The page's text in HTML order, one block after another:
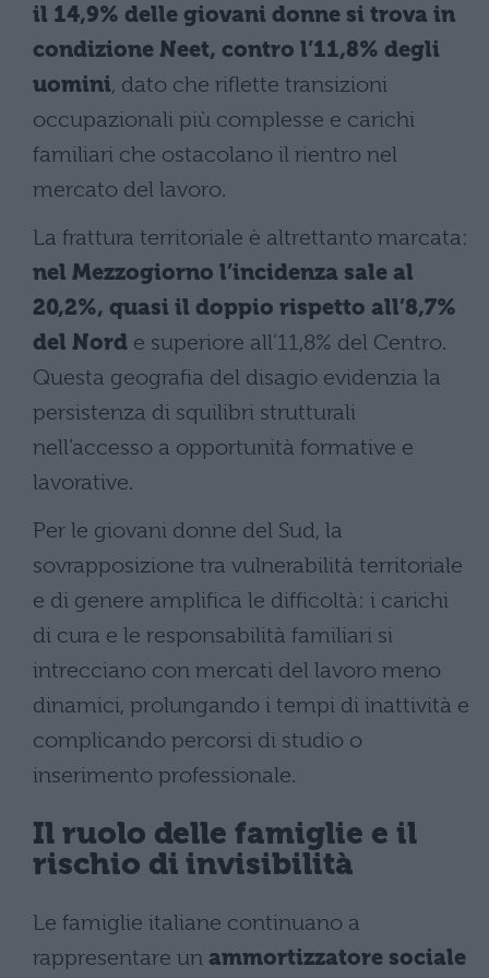
il 14,9% delle giovani donne si trova in
condizione Neet, contro l’11,8% degli
uomini, dato che riflette transizioni
occupazionali più complesse e carichi
familiari che ostacolano il rientro nel
mercato del lavoro.
La frattura territoriale è altrettanto marcata:
nel Mezzogiorno l’incidenza sale al
20,2%, quasi il doppio rispetto all’8,7%
del Nord e superiore all’11,8% del Centro.
Questa geografia del disagio evidenzia la
persistenza di squilibri strutturali
nell’accesso a opportunità formative e
lavorative.
Per le giovani donne del Sud, la
sovrapposizione tra vulnerabilità territoriale
e di genere amplifica le difficoltà: i carichi
di cura e le responsabilità familiari si
intrecciano con mercati del lavoro meno
dinamici, prolungando i tempi di inattività e
complicando percorsi di studio o
inserimento professionale.
Il ruolo delle famiglie e il
rischio di invisibilità
Le famiglie italiane continuano a
rappresentare un ammortizzatore sociale